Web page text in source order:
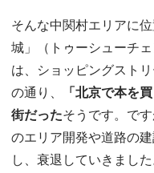
そんな中関村エリアに
城」（トゥーシューチ
は、ショッピングスト
の通り、
「北京で本を
街だったそうです。で
のエリア開発や道路の
し、衰退していきまし